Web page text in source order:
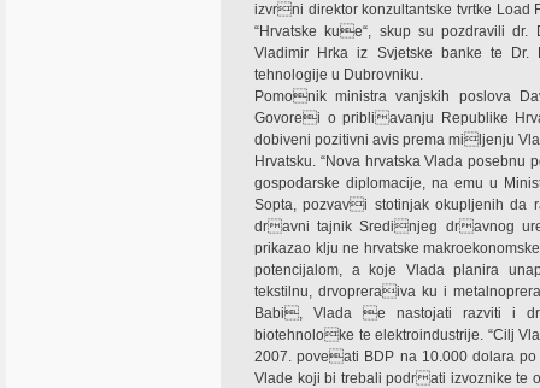
izvrni direktor konzultantske tvrtke Load
“Hrvatske kue“, skup su pozdravili
Vladimir Hrka iz Svjetske banke te
tehnologije u Dubrovniku.
Pomonik ministra vanjskih poslova
Govorei o pribliavanju Republike
dobiveni pozitivni avis prema miljenju
Hrvatsku. “Nova hrvatska Vlada
gospodarske diplomacije, na emu u
Sopta, pozvavi stotinjak okupljenih da
dravni tajnik Sredinjeg dravnog
prikazao klju ne hrvatske
potencijalom, a koje Vlada planira
tekstilnu, drvopreraiva ku i
Babi, Vlada e nastojati razviti i
biotehnoloke te elektroindustrije. “Cilj
2007. poveati BDP na 10.000 dolara
Vlade koji bi trebali podrati izvoznike te